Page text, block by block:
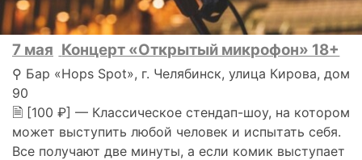
7 мая Концерт «Открытый микрофон» 18+
⚲ Бар «Hops Spot», г. Челябинск, улица Кирова, дом
90
🗎 [100 ₽] — Классическое стендап-шоу, на котором
может выступить любой человек и испытать себя.
Все получают две минуты, а если комик выступает